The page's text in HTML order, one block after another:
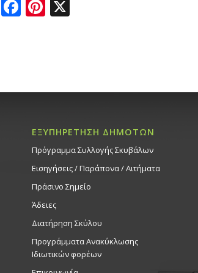
EmailFacebook
Pinterest
ΕΞΥΠΗΡΕΤΗΣΗ ΔΗΜΟΤΩΝ
Πρόγραμμα Συλλογής Σκυβάλων
Εισηγήσεις / Παράπονα / Αιτήματα
Πράσινο Σημείο
Άδειες
Διατήρηση Σκύλου
Προγράμματα Ανακύκλωσης
Ιδιωτικών φορέων